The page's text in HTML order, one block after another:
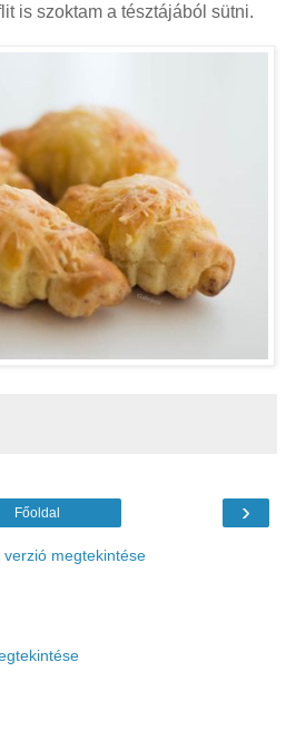
is szoktam a tésztájából sütni.
›
Főoldal
verzió megtekintése